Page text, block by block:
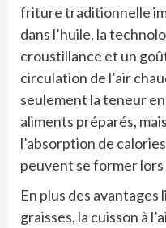
friture traditionnelle
dans l’huile, la
croustillance et un
circulation de l’air
seulement la teneur
aliments préparés,
l’absorption de
peuvent se former lors
En plus des avantages
graisses, la cuisson à